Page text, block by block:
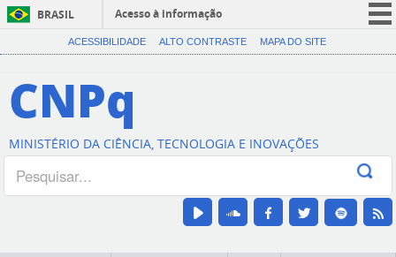
BRASIL
Acesso à informação
CORONAVÍRUS (COVID-19)
Canais
ACESSIBILIDADE ALTO CONTRASTE MAPA DO SITE
CNPq
MINISTÉRIO DA CIÊNCIA, TECNOLOGIA E INOVAÇÕES